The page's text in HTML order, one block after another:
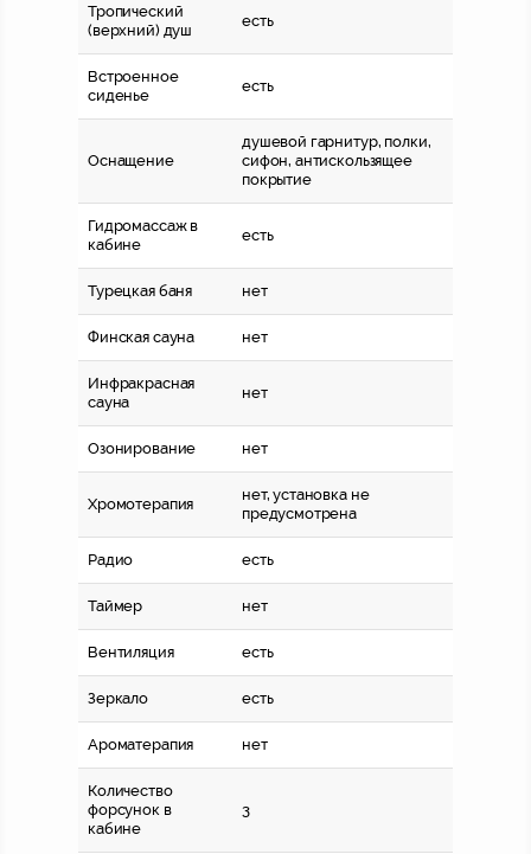
Тропический
(верхний) душ
есть
Встроенное
сиденье
есть
Оснащение
душевой гарнитур, полки,
сифон, антискользящее
покрытие
Гидромассаж в
кабине
есть
Турецкая баня нет
Финская сауна нет
Инфракрасная
сауна
нет
Озонирование нет
Хромотерапия
нет, установка не
предусмотрена
Радио есть
Таймер нет
Вентиляция есть
Зеркало есть
Ароматерапия нет
Количество
форсунок в
кабине
3